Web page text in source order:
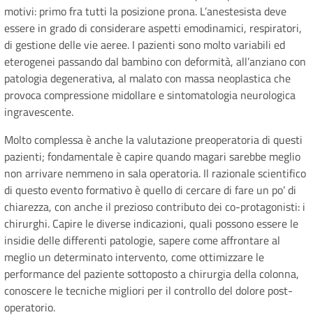
motivi: primo fra tutti la posizione prona. L’anestesista deve
essere in grado di considerare aspetti emodinamici, respiratori,
di gestione delle vie aeree. I pazienti sono molto variabili ed
eterogenei passando dal bambino con deformità, all’anziano con
patologia degenerativa, al malato con massa neoplastica che
provoca compressione midollare e sintomatologia neurologica
ingravescente.
Molto complessa è anche la valutazione preoperatoria di questi
pazienti; fondamentale è capire quando magari sarebbe meglio
non arrivare nemmeno in sala operatoria. Il razionale scientifico
di questo evento formativo è quello di cercare di fare un po’ di
chiarezza, con anche il prezioso contributo dei co-protagonisti: i
chirurghi. Capire le diverse indicazioni, quali possono essere le
insidie delle differenti patologie, sapere come affrontare al
meglio un determinato intervento, come ottimizzare le
performance del paziente sottoposto a chirurgia della colonna,
conoscere le tecniche migliori per il controllo del dolore post-
operatorio.